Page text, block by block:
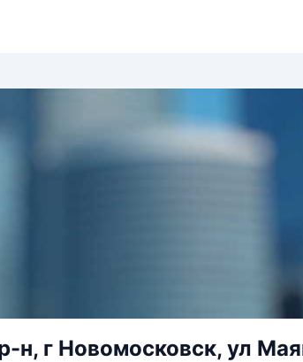
н, г Новомосковск, ул